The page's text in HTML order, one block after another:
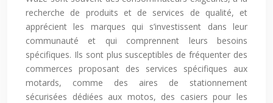
recherche de produits et de services de qualité, et
apprécient les marques qui s’investissent dans leur
communauté et qui comprennent leurs besoins
spécifiques. Ils sont plus susceptibles de fréquenter des
commerces proposant des services spécifiques aux
motards, comme des aires de stationnement
sécurisées dédiées aux motos, des casiers pour les